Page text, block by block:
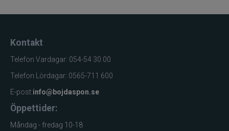
Kontakt
Telefon Vardagar: 054-54 30 00
Telefon Lördagar: 0565-711 600
E-post:info@bojdaspon.se
Öppettider:
Måndag - fredag 10-18